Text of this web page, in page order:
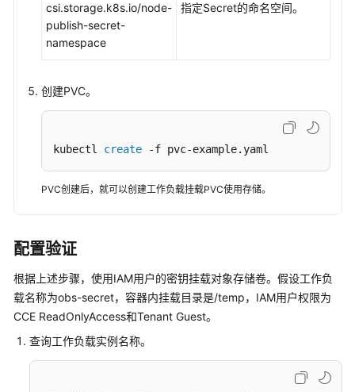
问
时
托
挂
对
象
存
储
csi.storage.k8s.io/node-
publish-secret-
namespace
指定Secret的命名空间。
创建PVC。
kubectl create -f pvc-example.yaml
PVC创建后，就可以创建工作负载挂载PVC使用存储。
配置验证
根据上述步骤，使用IAM用户的密钥挂载对象存储卷。假设工作负
载名称为obs-secret，容器内挂载目录是/temp，IAM用户权限为
CCE ReadOnlyAccess和Tenant Guest。
查询工作负载实例名称。